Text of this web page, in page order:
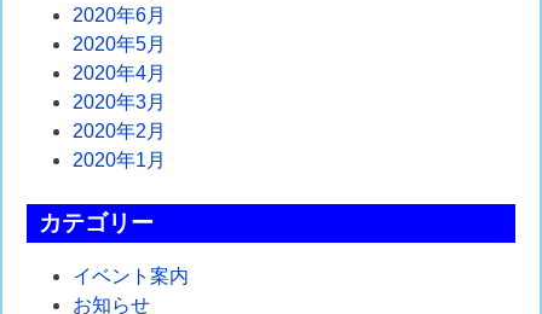
2020年6月
2020年5月
2020年4月
2020年3月
2020年2月
2020年1月
カテゴリー
イベント案内
お知らせ